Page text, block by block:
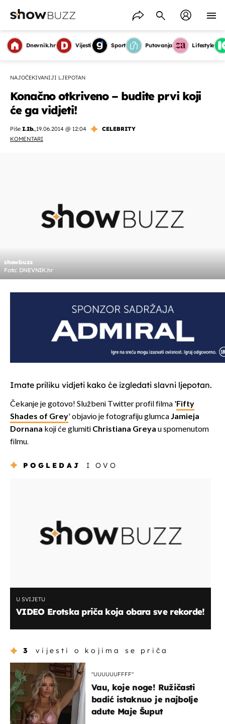
Dnevnik.hr Vijesti Sport Putovanja Lifestyle
NAJOČEKIVANIJI LJEPOTAN
Konačno otkriveno – budite prvi koji
će ga vidjeti!
Piše I.Ib.,19.06.2014 @ 12:04
CELEBRITY
KOMENTARI
showbuzz
Foto: DNEVNIK.hr
Imate priliku vidjeti kako će izgledati slavni ljepotan.
Čekanje je gotovo! Službeni Twitter profil filma 'Fifty
Shades of Grey' objavio je fotografiju glumcaJamieja
Dornana koji će glumiti Christiana Greya u spomenutom
filmu.
POGLEDAJ I OVO
U SVIJETU
VIDEO Erotska priča koja obara sve rekorde!
3 vijesti o kojima se priča
"UUUUUUFFFF"
Vau, koje noge! Ružičasti
badić istaknuo je najbolje
adute Maje Šuput